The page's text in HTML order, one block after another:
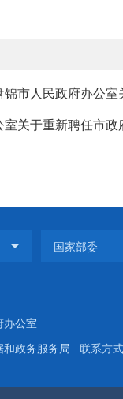
锦市人民政府办公
关于重新聘任市
府办公室
和政务服务局 联系方